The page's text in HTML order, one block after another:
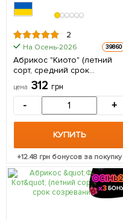
2
На Осень-2026 39860
Абрикос "Киото" (летний
сорт, средний срок
созревания) 1 саженец в
упаковке
цена 312 грн
- +
КУПИТЬ
+12.48 грн бонусов за покупку